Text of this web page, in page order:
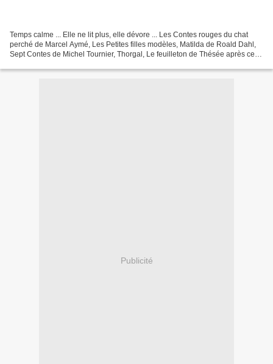
Temps calme ... Elle ne lit plus, elle dévore ... Les Contes rouges du chat
perché de Marcel Aymé, Les Petites filles modèles, Matilda de Roald Dahl,
Sept Contes de Michel Tournier, Thorgal, Le feuilleton de Thésée après celui
Publicité